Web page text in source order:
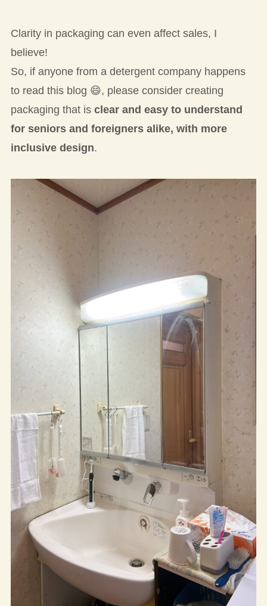
Clarity in packaging can even affect sales, I
believe!
So, if anyone from a detergent company happens
to read this blog 😄, please consider creating
packaging that is clear and easy to understand
for seniors and foreigners alike, with more
inclusive design.